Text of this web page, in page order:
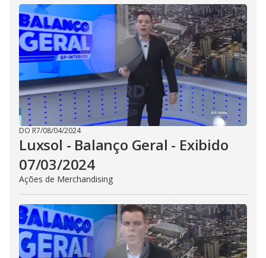
DO R7/08/04/2024
Luxsol - Balanço Geral - Exibido
07/03/2024
Ações de Merchandising